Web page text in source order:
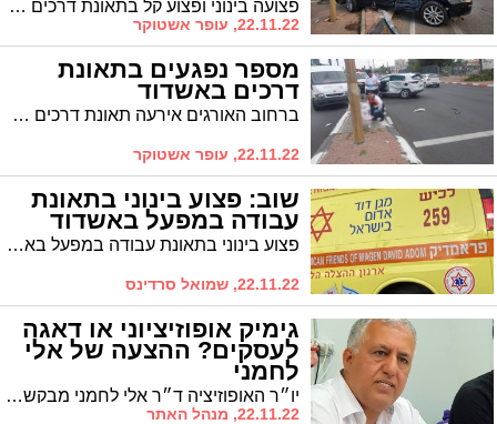
פצועה בינוני ופצוע קל בתאונת דרכים בשדרות הרצל פינת בן גוריון * בצומת זה ישנו ריבוי תאונות מאז בוטלה הפניה שמאלה, למרות שלטי האזהרה מאירי העיניים במקום
22.11.22, עופר אשטוקר
מספר נפגעים בתאונת
דרכים באשדוד
ברחוב האורגים אירעה תאונת דרכים בין שני כלי רכב. צוותי ההצלה העניקו טיפול רפואי ראשוני לשלושה נפגעים בזירה
22.11.22, עופר אשטוקר
שוב: פצוע בינוני בתאונת
עבודה במפעל באשדוד
פצוע בינוני בתאונת עבודה במפעל באזור התעשייה של אשדוד לאחר שנפגע מחפץ כבד
22.11.22, שמואל סרדינס
גימיק אופוזיציוני או דאגה
לעסקים? ההצעה של אלי
לחמני
יו״ר האופוזיציה ד״ר אלי לחמני מבקש לדון בישיבת מועצת העיר הקרובה להפחית את הארנונה לעסקים באשדוד * ההצעה צפויה להידחות על הסף
22.11.22, מנהל האתר